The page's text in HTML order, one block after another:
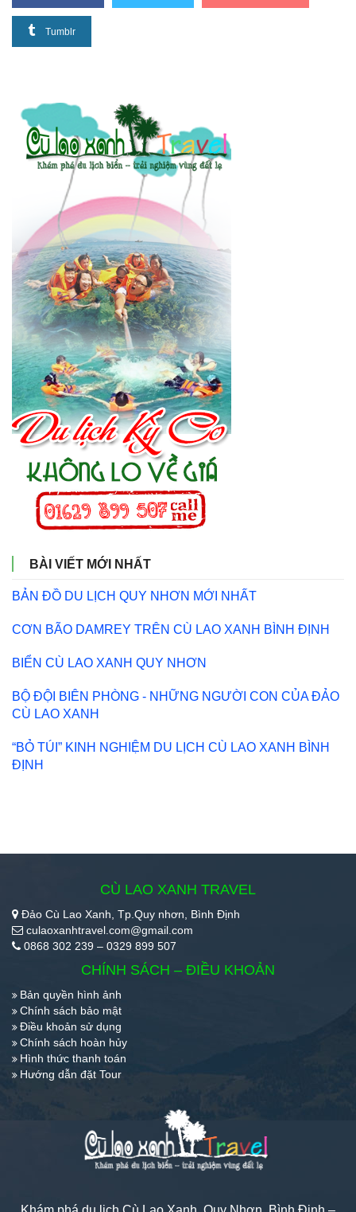
Tumblr
BÀI VIẾT MỚI NHẤT
BẢN ĐỒ DU LỊCH QUY NHƠN MỚI NHẤT
CƠN BÃO DAMREY TRÊN CÙ LAO XANH BÌNH ĐỊNH
BIỂN CÙ LAO XANH QUY NHƠN
BỘ ĐỘI BIÊN PHÒNG - NHỮNG NGƯỜI CON CỦA ĐẢO
CÙ LAO XANH
“BỎ TÚI” KINH NGHIỆM DU LỊCH CÙ LAO XANH BÌNH
ĐỊNH
CÙ LAO XANH TRAVEL
Đảo Cù Lao Xanh, Tp.Quy nhơn, Bình Định
culaoxanhtravel.com@gmail.com
0868 302 239 – 0329 899 507
CHÍNH SÁCH – ĐIỀU KHOẢN
Bản quyền hình ảnh
Chính sách bảo mật
Điều khoản sử dụng
Chính sách hoàn hủy
Hình thức thanh toán
Hướng dẫn đặt Tour